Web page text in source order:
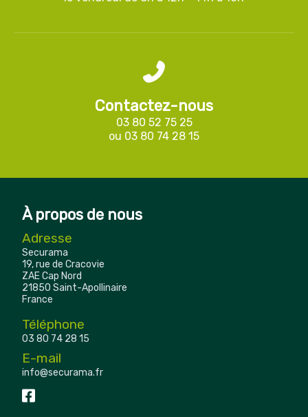
Contactez-nous
03 80 52 75 25
ou 03 80 74 28 15
À propos de nous
Adresse
Securama
19, rue de Cracovie
ZAE Cap Nord
21850 Saint-Apollinaire
France
Téléphone
03 80 74 28 15
E-mail
info@securama.fr